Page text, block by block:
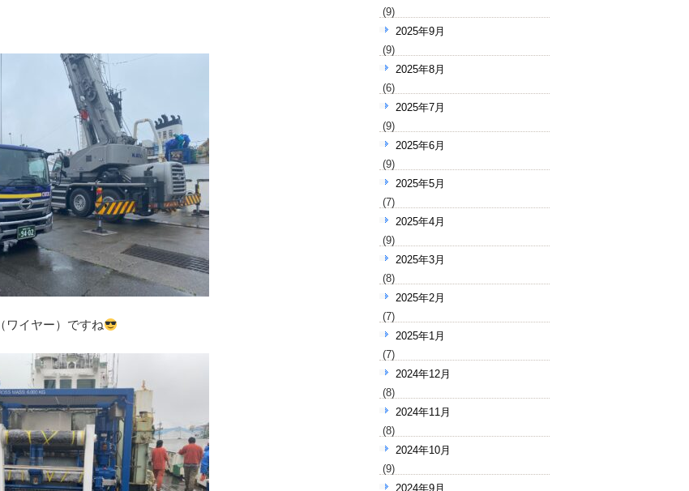
（ワイヤー）ですね
(9)
2025年9月
(9)
2025年8月
(6)
2025年7月
(9)
2025年6月
(9)
2025年5月
(7)
2025年4月
(9)
2025年3月
(8)
2025年2月
(7)
2025年1月
(7)
2024年12月
(8)
2024年11月
(8)
2024年10月
(9)
2024年9月